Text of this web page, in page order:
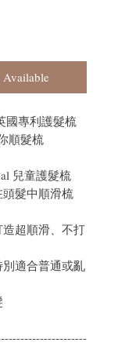
國專利護髮梳
順髮梳
兒童護髮梳
髮中順滑梳
超順滑、不打
適合普通或亂